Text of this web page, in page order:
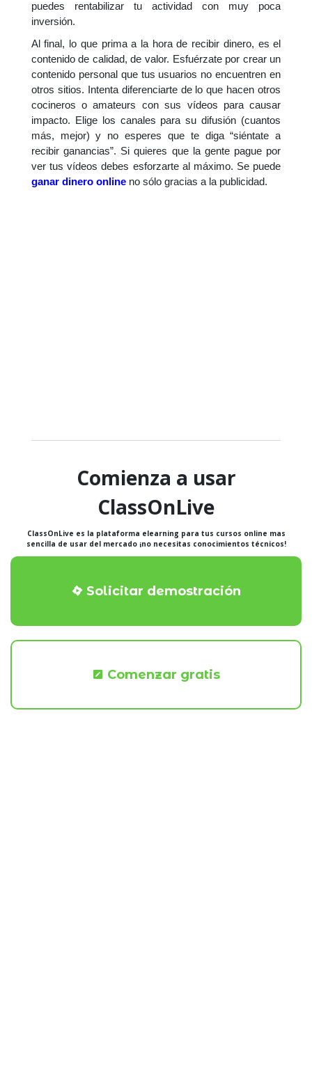
puedes rentabilizar tu actividad con muy poca
inversión.
Al final, lo que prima a la hora de recibir dinero, es el
contenido de calidad, de valor. Esfuérzate por crear un
contenido personal que tus usuarios no encuentren en
otros sitios. Intenta diferenciarte de lo que hacen otros
cocineros o amateurs con sus vídeos para causar
impacto. Elige los canales para su difusión (cuantos
más, mejor) y no esperes que te diga “siéntate a
recibir ganancias”. Si quieres que la gente pague por
ver tus vídeos debes esforzarte al máximo. Se puede
ganar dinero onlineno sólo gracias a la publicidad.
Comienza a usar
ClassOnLive
ClassOnLive es la plataforma elearning para tus cursos online mas
sencilla de usar del mercado ¡no necesitas conocimientos técnicos!
Solicitar demostración
Comenzar gratis